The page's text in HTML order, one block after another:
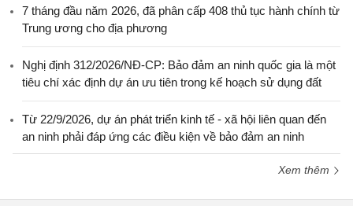
7 tháng đầu năm 2026, đã phân cấp 408 thủ tục hành chính từ
Trung ương cho địa phương
Nghị định 312/2026/NĐ-CP: Bảo đảm an ninh quốc gia là một
tiêu chí xác định dự án ưu tiên trong kế hoạch sử dụng đất
Từ 22/9/2026, dự án phát triển kinh tế - xã hội liên quan đến
an ninh phải đáp ứng các điều kiện về bảo đảm an ninh
Xem thêm